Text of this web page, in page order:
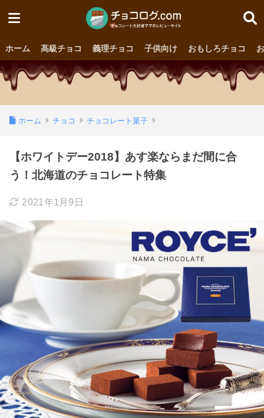
ホーム 高級チョコ 義理チョコ 子供向け おもしろチョコ
ホーム チョコ チョコレート菓子
【ホワイトデー2018】あす楽ならまだ間に合
う！北海道のチョコレート特集
2021年1月9日